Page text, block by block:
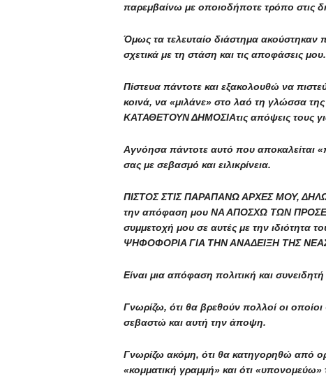
παρεμβαίνω με οποιοδήποτε τρόπο στις
Όμως τα τελευταίο διάστημα ακούστηκαν
σχετικά με τη στάση και τις αποφάσεις μου.
Πίστευα πάντοτε και εξακολουθώ να
κοινά, να «μιλάνε» στο λαό τη γλώσσα
ΚΑΤΑΘΕΤΟΥΝ ΔΗΜΟΣΙΑτις απόψεις τους για
Αγνόησα πάντοτε αυτό που αποκαλείται
σας με σεβασμό και ειλικρίνεια.
ΠΙΣΤΟΣ ΣΤΙΣ ΠΑΡΑΠΑΝΩ ΑΡΧΕΣ ΜΟΥ,
την απόφαση μου ΝΑ ΑΠΟΣΧΩ ΤΩΝ
συμμετοχή μου σε αυτές με την
ΨΗΦΟΦΟΡΙΑ ΓΙΑ ΤΗΝ ΑΝΑΔΕΙΞΗ ΤΗΣ
Είναι μια απόφαση πολιτική και
Γνωρίζω, ότι θα βρεθούν πολλοί οι
σεβαστώ και αυτή την άποψη.
Γνωρίζω ακόμη, ότι θα κατηγορηθώ από
«κομματική γραμμή» και ότι «υπονομεύω»